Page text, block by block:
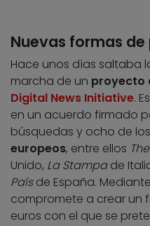
Nuevas formas
Hace unos días saltaba
marcha de un proyecto
Digital News Initiative.
en un acuerdo firmado
búsquedas y ocho de los
europeos, entre ellos
Unido, La Stampade
Paísde España.
compromete a crear un
euros con el que se